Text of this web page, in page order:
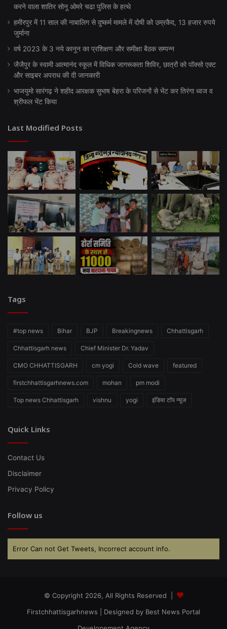
करने वाला शातिर सोनू ओमरे चढा पुलिस के हत्थे
हमीरपुर में 11 साल की नाबालिग से दुष्कर्म मामले में दोषी को उम्रकैद, 13 हजार रुपये
जुर्माना
वर्ष 2023 के 3 नये कानून का प्रशिक्षण और समीक्षा बैठक सम्पन्न
जैजैपुर के स्वामी आत्मानंद स्कूल में विधिक जागरूकता शिविर, छात्रों को पॉक्सो एक्ट
और साइबर अपराध की दी जानकारी
भाजयुमो सारंगढ़ ने शहीद आरक्षक सुभाष बेहरा के परिजनों से भेंट कर तिरंगा ध्वज व
श्रीफल भेंट किया
Last Modified Posts
Tags
#top news Bihar BJP Breakingnews Chhattisgarh
Chhattisgarh news Chief Minister Dr. Yadav
CMO CHHATTISGARH cm yogi Cold wave featured
firstchhattisgarhnews.com mohan pm modi
Top news Chhattisgarh vishnu yogi इंडिया टॉप न्यूज
Quick Links
Contact Us
Disclaimer
Privacy Policy
Follow us
Error Can not Get Tweets, Incorrect account info.
© Copyright 2026, All Rights Reserved |
Firstchhattisgarhnews | Designed by Best News Portal